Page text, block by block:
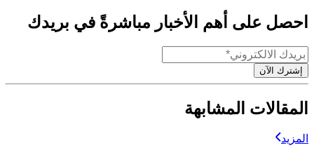
احصل على أهم الأخبار مباشرةً في بريدك
إشترك الآن
المقالات المشابهة
المزيد